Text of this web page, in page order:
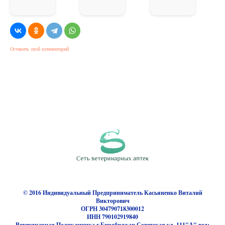
Оставить свой комментарий
© 2016 Индивидуальный Предприниматель Касьяненко Виталий
Викторович
ОГРН 304790718300012
ИНН 790102919840